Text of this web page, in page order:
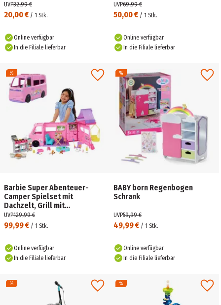
20,00 € / 1 Stk.
UVP32,99 €
Online verfügbar
In die Filiale lieferbar
50,00 € / 1 Stk.
UVP69,99 €
Online verfügbar
In die Filiale lieferbar
Barbie Super Abenteuer-
Camper Spielset mit
Dachzelt, Grill mit
Farbwechseleffekt und über
60 Zubehörteilen
99,99 € / 1 Stk.
UVP129,99 €
Online verfügbar
In die Filiale lieferbar
BABY born Regenbogen
Schrank
49,99 € / 1 Stk.
UVP59,99 €
Online verfügbar
In die Filiale lieferbar